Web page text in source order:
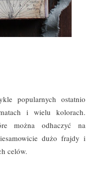
popularnych ostatnio
i wielu kolorach.
można odhaczyć na
dużo frajdy i
celów.